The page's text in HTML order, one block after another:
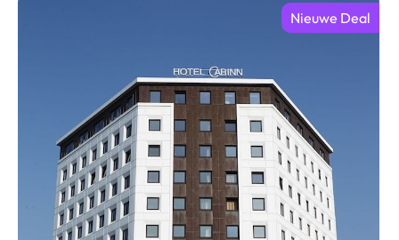
Nieuwe Deal